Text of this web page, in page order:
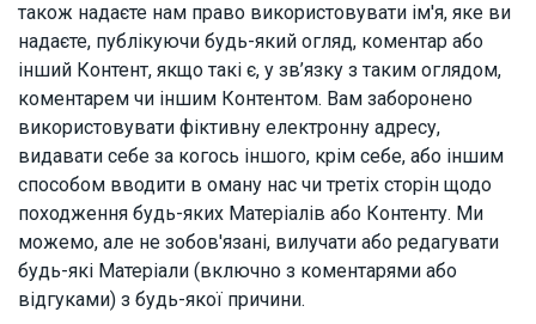
також надаєте нам право використовувати ім'я, яке ви
надаєте, публікуючи будь-який огляд, коментар або
інший Контент, якщо такі є, у зв’язку з таким оглядом,
коментарем чи іншим Контентом. Вам заборонено
використовувати фіктивну електронну адресу,
видавати себе за когось іншого, крім себе, або іншим
способом вводити в оману нас чи третіх сторін щодо
походження будь-яких Матеріалів або Контенту. Ми
можемо, але не зобов'язані, вилучати або редагувати
будь-які Матеріали (включно з коментарями або
відгуками) з будь-якої причини.